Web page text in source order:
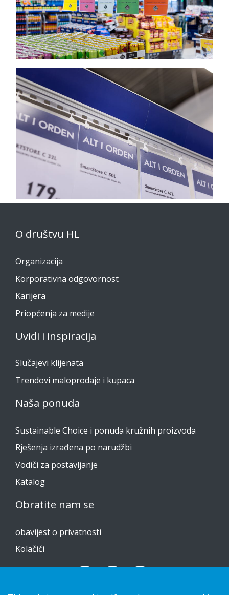
O društvu HL
Organizacija
Korporativna odgovornost
Karijera
Priopćenja za medije
Uvidi i inspiracija
Slučajevi klijenata
Trendovi maloprodaje i kupaca
Naša ponuda
Sustainable Choice i ponuda kružnih proizvoda
Rješenja izrađena po narudžbi
Vodiči za postavljanje
Katalog
Obratite nam se
obavijest o privatnosti
Kolačići